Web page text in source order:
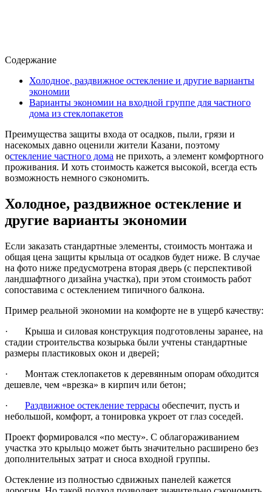
Содержание
Холодное, раздвижное остекление и другие варианты
экономии
Варианты экономии на входной группе для частного
дома из стеклопакетов
Преимущества защиты входа от осадков, пыли, грязи и
насекомых давно оценили жители Казани, поэтому
остекление частного дома не прихоть, а элемент комфортного
проживания. И хоть стоимость кажется высокой, всегда есть
возможность немного сэкономить.
Холодное, раздвижное остекление и
другие варианты экономии
Если заказать стандартные элементы, стоимость монтажа и
общая цена защиты крыльца от осадков будет ниже. В случае
на фото ниже предусмотрена вторая дверь (с перспективой
ландшафтного дизайна участка), при этом стоимость работ
сопоставима с остеклением типичного балкона.
Пример реальной экономии на комфорте не в ущерб качеству:
· Крыша и силовая конструкция подготовлены заранее, на
стадии строительства козырька были учтены стандартные
размеры пластиковых окон и дверей;
· Монтаж стеклопакетов к деревянным опорам обходится
дешевле, чем «врезка» в кирпич или бетон;
· Раздвижное остекление террасы обеспечит, пусть и
небольшой, комфорт, а тонировка укроет от глаз соседей.
Проект формировался «по месту». С облагораживанием
участка это крыльцо может быть значительно расширено без
дополнительных затрат и сноса входной группы.
Остекление из полностью сдвижных панелей кажется